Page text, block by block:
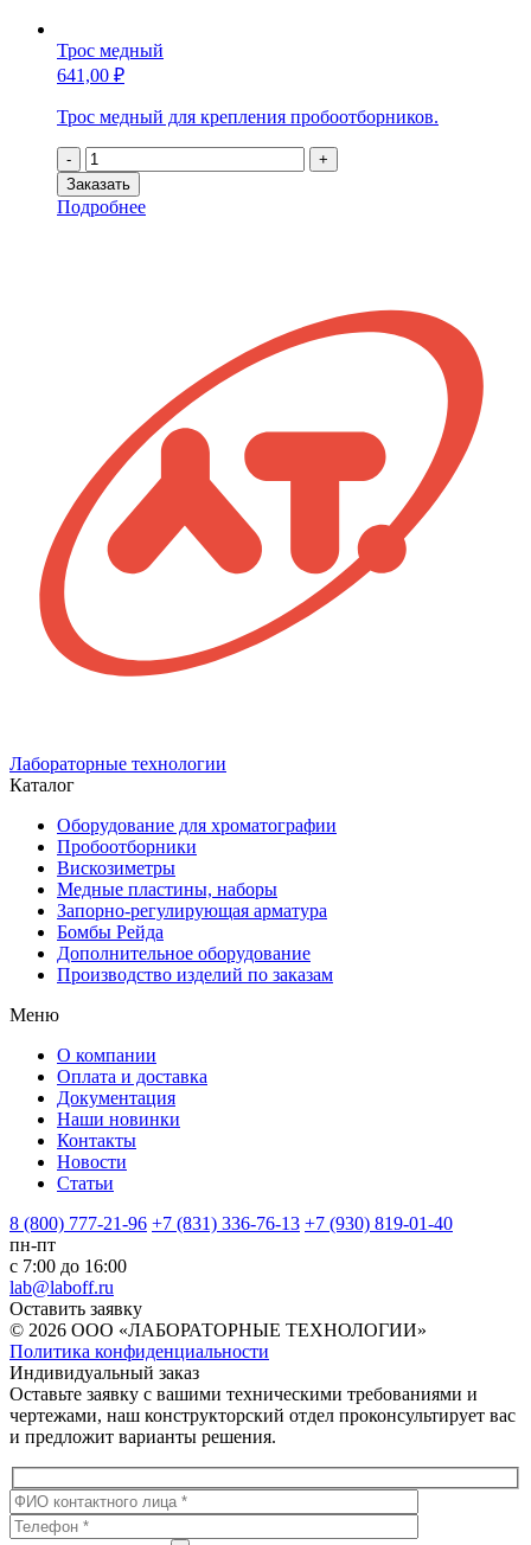
Трос медный
641,00 ₽
Трос медный для крепления пробоотборников.
-
Количество
товара
Трос
медный
+
Заказать
Подробнее
Лабораторные технологии
Каталог
Оборудование для хроматографии
Пробоотборники
Вискозиметры
Медные пластины, наборы
Запорно-регулирующая арматура
Бомбы Рейда
Дополнительное оборудование
Производство изделий по заказам
Меню
О компании
Оплата и доставка
Документация
Наши новинки
Контакты
Новости
Статьи
8 (800) 777-21-96 +7 (831) 336-76-13 +7 (930) 819-01-40
пн-пт
с 7:00 до 16:00
lab@laboff.ru
Оставить заявку
© 2026 ООО «ЛАБОРАТОРНЫЕ ТЕХНОЛОГИИ»
Политика конфиденциальности
Индивидуальный заказ
Оставьте заявку с вашими техническими требованиями и
чертежами, наш конструкторский отдел проконсультирует вас
и предложит варианты решения.